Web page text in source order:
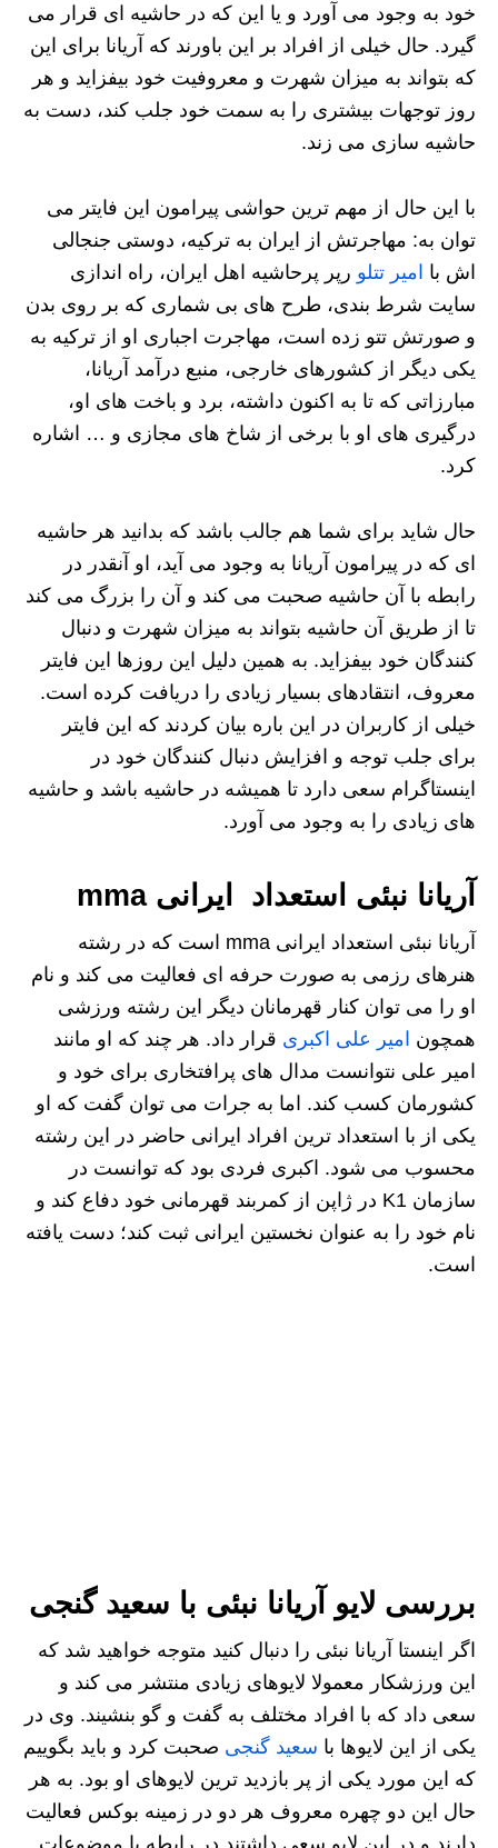
خود به وجود می‌ آورد و یا این که در حاشیه ای قرار می‌
گیرد. حال خیلی از افراد بر این باورند که آریانا برای این
که بتواند به میزان شهرت و معروفیت خود بیفزاید و هر
روز توجهات بیشتری را به سمت خود جلب کند، دست به
حاشیه سازی می‌ زند.
با این حال از مهم ترین حواشی پیرامون این فایتر می‌
توان به: مهاجرتش از ایران به ترکیه، دوستی جنجالی
اش با امیر تتلو رپر پرحاشیه اهل ایران، راه‌ اندازی
سایت شرط بندی، طرح های بی شماری که بر روی بدن
و صورتش تتو زده است، مهاجرت اجباری او از ترکیه به
یکی دیگر از کشورهای خارجی، منبع درآمد آریانا،
مبارزاتی که تا به اکنون داشته، برد و باخت‌ های او،
درگیری‌ های او با برخی از شاخ های مجازی و … اشاره
کرد.
حال شاید برای شما هم جالب باشد که بدانید هر حاشیه
ای که در پیرامون آریانا به وجود می‌ آید، او آنقدر در
رابطه با آن حاشیه صحبت می‌ کند و آن را بزرگ می‌ کند
تا از طریق آن حاشیه بتواند به میزان شهرت و دنبال
کنندگان خود بیفزاید. به همین دلیل این روزها این فایتر
معروف، انتقادهای بسیار زیادی را دریافت کرده است.
خیلی از کاربران در این باره بیان کردند که این فایتر
برای جلب توجه و افزایش دنبال کنندگان خود در
اینستاگرام سعی دارد تا همیشه در حاشیه باشد و حاشیه‌
های زیادی را به وجود می‌ آورد.
آریانا نبئی استعداد ایرانی mma
آریانا نبئی استعداد ایرانی mma است که در رشته
هنرهای رزمی به صورت حرفه ای فعالیت می کند و نام
او را می توان کنار قهرمانان دیگر این رشته ورزشی
همچون امیر علی اکبری قرار داد. هر چند که او مانند
امیر علی نتوانست مدال های پرافتخاری برای خود و
کشورمان کسب کند. اما به جرات می توان گفت که او
یکی از با استعداد ترین افراد ایرانی حاضر در این رشته
محسوب می شود. اکبری فردی بود که توانست در
سازمان K1 در ژاپن از کمربند قهرمانی خود دفاع کند و
نام خود را به عنوان نخستین ایرانی ثبت کند؛ دست یافته
است.
بررسی لایو آریانا نبئی با سعید گنجی
اگر اینستا آریانا نبئی را دنبال کنید متوجه خواهید شد که
این ورزشکار معمولا لایوهای زیادی منتشر می کند و
سعی داد که با افراد مختلف به گفت و گو بنشیند. وی در
یکی از این لایوها با سعید گنجی صحبت کرد و باید بگوییم
که این مورد یکی از پر بازدید ترین لایوهای او بود. به هر
حال این دو چهره معروف هر دو در زمینه بوکس فعالیت